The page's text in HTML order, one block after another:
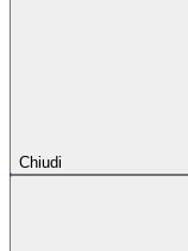
Chiudi